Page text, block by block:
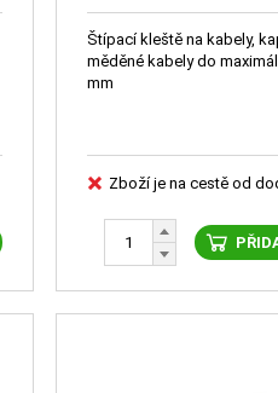
Štípací kleště na kabely,
měděné kabely do
mm
Zboží je na cestě od